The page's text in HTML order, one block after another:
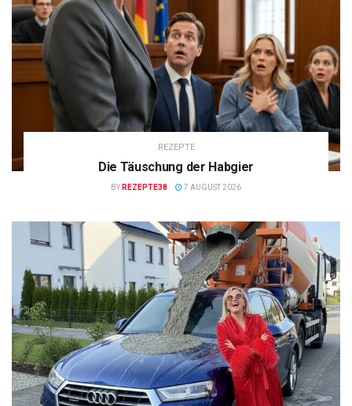
REZEPTE
Die Täuschung der Habgier
BY REZEPTE38 7 AUGUST 2026